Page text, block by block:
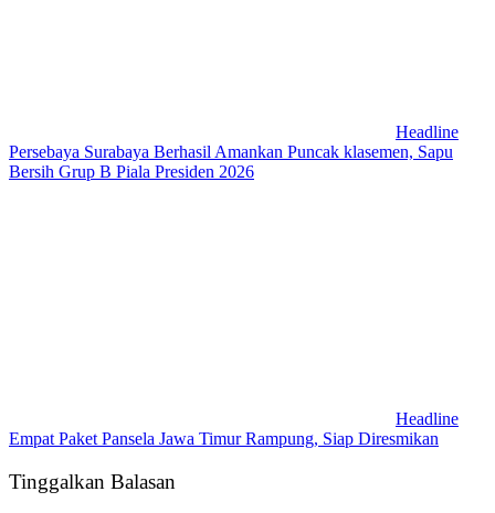
Headline
Persebaya Surabaya Berhasil Amankan Puncak klasemen, Sapu
Bersih Grup B Piala Presiden 2026
Headline
Empat Paket Pansela Jawa Timur Rampung, Siap Diresmikan
Tinggalkan Balasan